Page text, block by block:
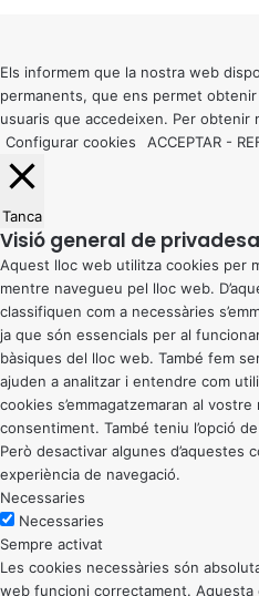
button
Els informem que la nostra web
permanents, que ens permet
usuaris que accedeixen. Per obtenir
Configurar cookies
ACCEPTAR -
Tanca
Visió general de privadesa
Aquest lloc web utilitza cookies per
mentre navegueu pel lloc web.
classifiquen com a necessàries
ja que són essencials per al
bàsiques del lloc web. També fem
ajuden a analitzar i entendre com
cookies s’emmagatzemaran al
consentiment. També teniu l’opció
Però desactivar algunes d’aquestes
experiència de navegació.
Necessaries
Necessaries
Sempre activat
Les cookies necessàries són
web funcioni correctament. Aquesta